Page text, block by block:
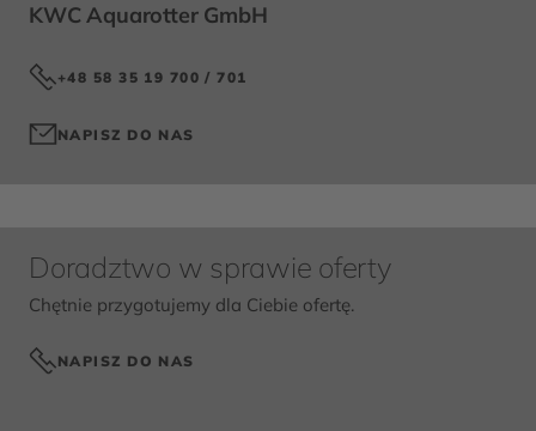
KWC Aquarotter GmbH
+48 58 35 19 700 / 701
NAPISZ DO NAS
Doradztwo w sprawie oferty
Chętnie przygotujemy dla Ciebie ofertę.
NAPISZ DO NAS